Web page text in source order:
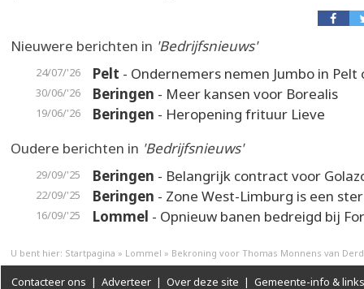
Nieuwere berichten in 'Bedrijfsnieuws'
24/07/'26 Pelt - Ondernemers nemen Jumbo in Pelt
30/06/'26 Beringen - Meer kansen voor Borealis
19/06/'26 Beringen - Heropening frituur Lieve
Oudere berichten in 'Bedrijfsnieuws'
29/09/'25 Beringen - Belangrijk contract voor
22/09/'25 Beringen - Zone West-Limburg is een
16/09/'25 Lommel - Opnieuw banen bedreigd bij
U bent hier: Startpagina » Lommel » Bekroning voor Thomas Monnens van
Contacteer ons | Adverteer | Over deze site | Gemeente-info & links